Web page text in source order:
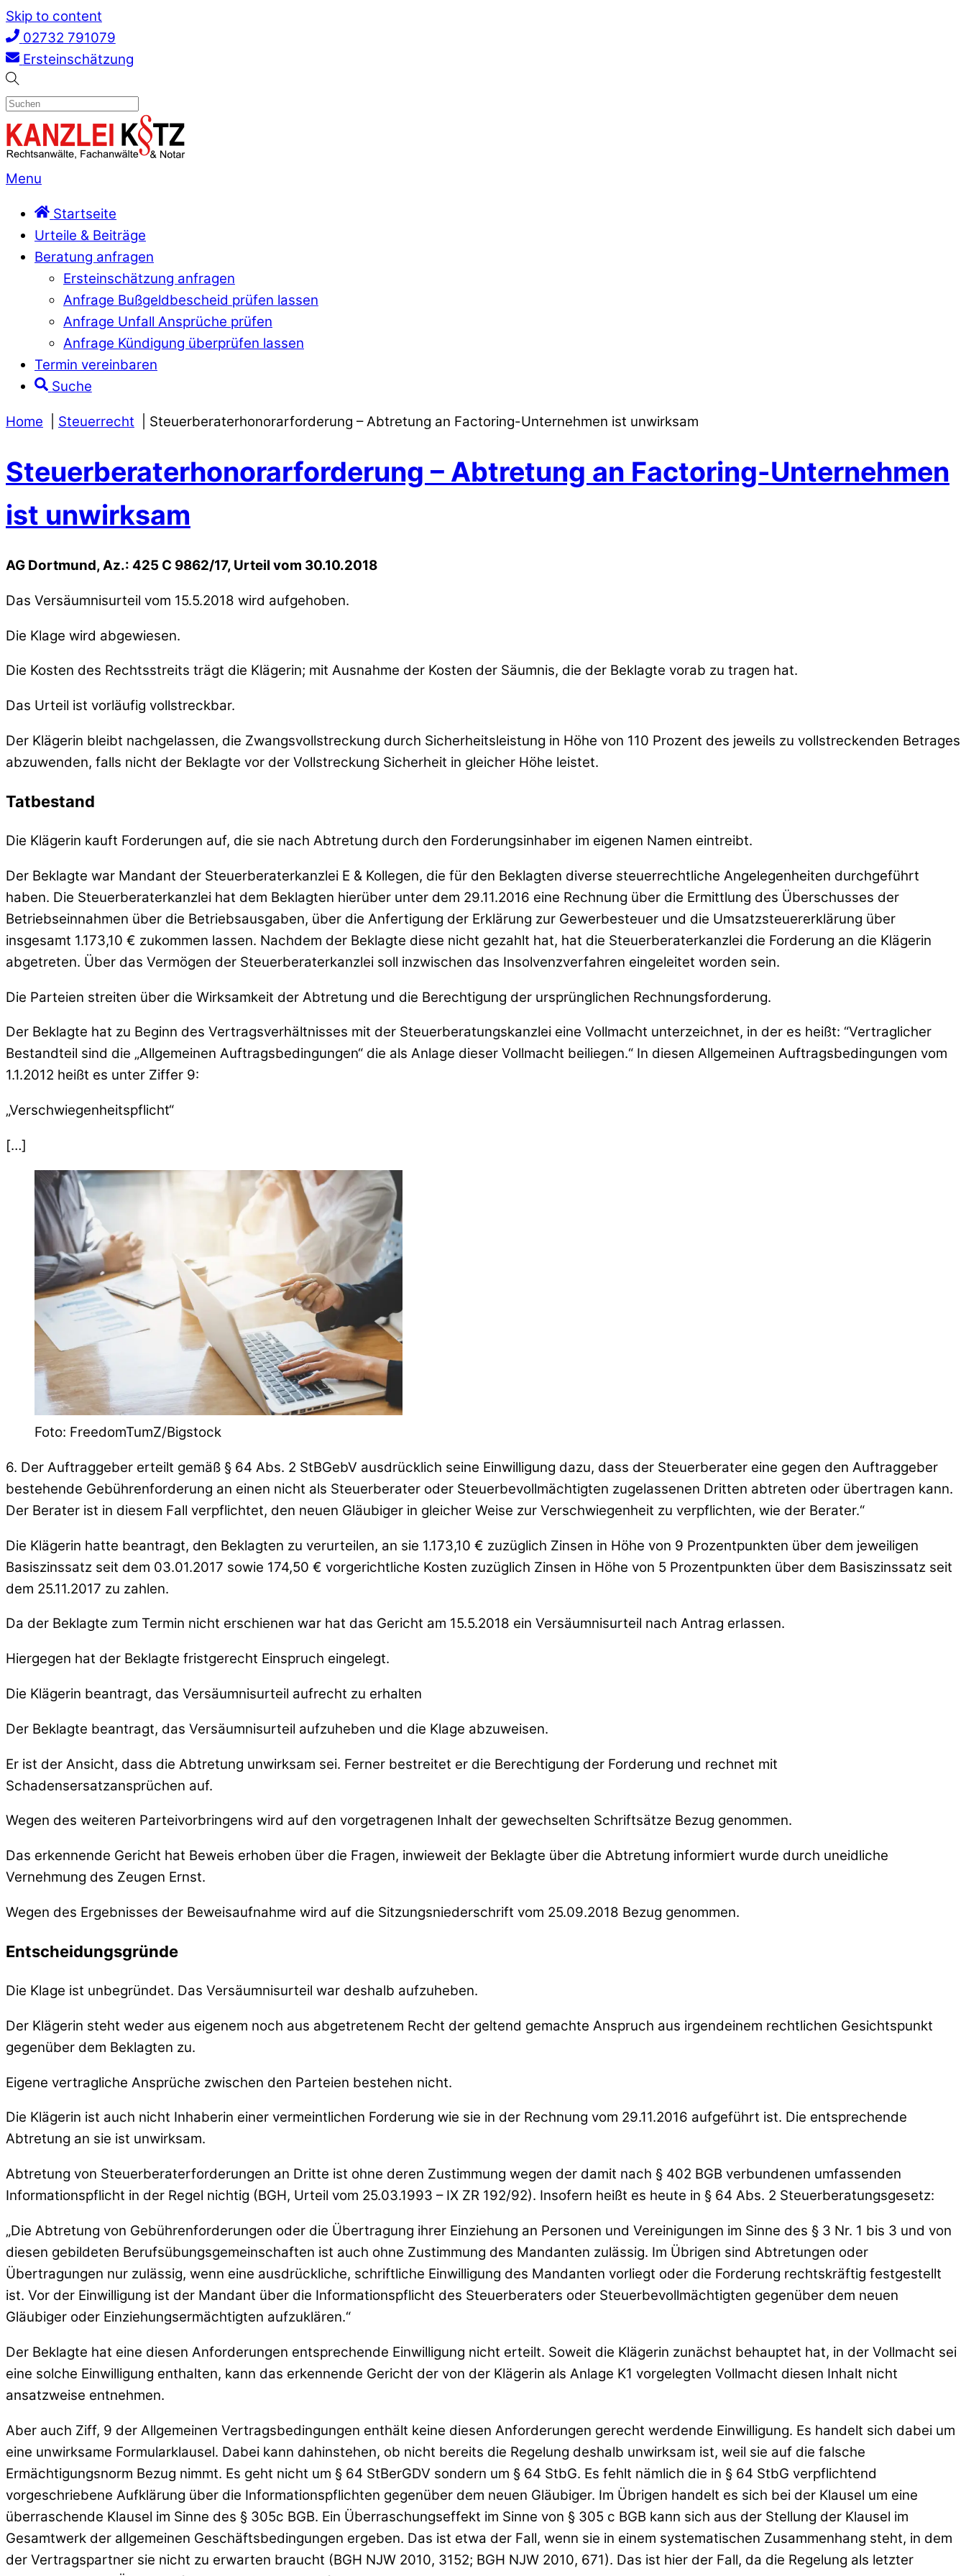
Skip to content
02732 791079
Ersteinschätzung
Menu
Startseite
Urteile & Beiträge
Beratung anfragen
Ersteinschätzung anfragen
Anfrage Bußgeldbescheid prüfen lassen
Anfrage Unfall Ansprüche prüfen
Anfrage Kündigung überprüfen lassen
Termin vereinbaren
Suche
Home Steuerrecht Steuerberaterhonorarforderung – Abtretung an Factoring-Unternehmen ist unwirksam
Steuerberaterhonorarforderung – Abtretung an Factoring-Unternehmen
ist unwirksam
AG Dortmund, Az.: 425 C 9862/17, Urteil vom 30.10.2018
Das Versäumnisurteil vom 15.5.2018 wird aufgehoben.
Die Klage wird abgewiesen.
Die Kosten des Rechtsstreits trägt die Klägerin; mit Ausnahme der Kosten der Säumnis, die der Beklagte vorab zu tragen hat.
Das Urteil ist vorläufig vollstreckbar.
Der Klägerin bleibt nachgelassen, die Zwangsvollstreckung durch Sicherheitsleistung in Höhe von 110 Prozent des jeweils zu vollstreckenden Betrages
abzuwenden, falls nicht der Beklagte vor der Vollstreckung Sicherheit in gleicher Höhe leistet.
Tatbestand
Die Klägerin kauft Forderungen auf, die sie nach Abtretung durch den Forderungsinhaber im eigenen Namen eintreibt.
Der Beklagte war Mandant der Steuerberaterkanzlei E & Kollegen, die für den Beklagten diverse steuerrechtliche Angelegenheiten durchgeführt
haben. Die Steuerberaterkanzlei hat dem Beklagten hierüber unter dem 29.11.2016 eine Rechnung über die Ermittlung des Überschusses der
Betriebseinnahmen über die Betriebsausgaben, über die Anfertigung der Erklärung zur Gewerbesteuer und die Umsatzsteuererklärung über
insgesamt 1.173,10 € zukommen lassen. Nachdem der Beklagte diese nicht gezahlt hat, hat die Steuerberaterkanzlei die Forderung an die Klägerin
abgetreten. Über das Vermögen der Steuerberaterkanzlei soll inzwischen das Insolvenzverfahren eingeleitet worden sein.
Die Parteien streiten über die Wirksamkeit der Abtretung und die Berechtigung der ursprünglichen Rechnungsforderung.
Der Beklagte hat zu Beginn des Vertragsverhältnisses mit der Steuerberatungskanzlei eine Vollmacht unterzeichnet, in der es heißt: “Vertraglicher
Bestandteil sind die „Allgemeinen Auftragsbedingungen“ die als Anlage dieser Vollmacht beiliegen.“ In diesen Allgemeinen Auftragsbedingungen vom
1.1.2012 heißt es unter Ziffer 9:
„Verschwiegenheitspflicht“
[…]
Foto: FreedomTumZ/Bigstock
6. Der Auftraggeber erteilt gemäß § 64 Abs. 2 StBGebV ausdrücklich seine Einwilligung dazu, dass der Steuerberater eine gegen den Auftraggeber
bestehende Gebührenforderung an einen nicht als Steuerberater oder Steuerbevollmächtigten zugelassenen Dritten abtreten oder übertragen kann.
Der Berater ist in diesem Fall verpflichtet, den neuen Gläubiger in gleicher Weise zur Verschwiegenheit zu verpflichten, wie der Berater.“
Die Klägerin hatte beantragt, den Beklagten zu verurteilen, an sie 1.173,10 € zuzüglich Zinsen in Höhe von 9 Prozentpunkten über dem jeweiligen
Basiszinssatz seit dem 03.01.2017 sowie 174,50 € vorgerichtliche Kosten zuzüglich Zinsen in Höhe von 5 Prozentpunkten über dem Basiszinssatz seit
dem 25.11.2017 zu zahlen.
Da der Beklagte zum Termin nicht erschienen war hat das Gericht am 15.5.2018 ein Versäumnisurteil nach Antrag erlassen.
Hiergegen hat der Beklagte fristgerecht Einspruch eingelegt.
Die Klägerin beantragt, das Versäumnisurteil aufrecht zu erhalten
Der Beklagte beantragt, das Versäumnisurteil aufzuheben und die Klage abzuweisen.
Er ist der Ansicht, dass die Abtretung unwirksam sei. Ferner bestreitet er die Berechtigung der Forderung und rechnet mit
Schadensersatzansprüchen auf.
Wegen des weiteren Parteivorbringens wird auf den vorgetragenen Inhalt der gewechselten Schriftsätze Bezug genommen.
Das erkennende Gericht hat Beweis erhoben über die Fragen, inwieweit der Beklagte über die Abtretung informiert wurde durch uneidliche
Vernehmung des Zeugen Ernst.
Wegen des Ergebnisses der Beweisaufnahme wird auf die Sitzungsniederschrift vom 25.09.2018 Bezug genommen.
Entscheidungsgründe
Die Klage ist unbegründet. Das Versäumnisurteil war deshalb aufzuheben.
Der Klägerin steht weder aus eigenem noch aus abgetretenem Recht der geltend gemachte Anspruch aus irgendeinem rechtlichen Gesichtspunkt
gegenüber dem Beklagten zu.
Eigene vertragliche Ansprüche zwischen den Parteien bestehen nicht.
Die Klägerin ist auch nicht Inhaberin einer vermeintlichen Forderung wie sie in der Rechnung vom 29.11.2016 aufgeführt ist. Die entsprechende
Abtretung an sie ist unwirksam.
Abtretung von Steuerberaterforderungen an Dritte ist ohne deren Zustimmung wegen der damit nach § 402 BGB verbundenen umfassenden
Informationspflicht in der Regel nichtig (BGH, Urteil vom 25.03.1993 – IX ZR 192/92). Insofern heißt es heute in § 64 Abs. 2 Steuerberatungsgesetz:
„Die Abtretung von Gebührenforderungen oder die Übertragung ihrer Einziehung an Personen und Vereinigungen im Sinne des § 3 Nr. 1 bis 3 und von
diesen gebildeten Berufsübungsgemeinschaften ist auch ohne Zustimmung des Mandanten zulässig. Im Übrigen sind Abtretungen oder
Übertragungen nur zulässig, wenn eine ausdrückliche, schriftliche Einwilligung des Mandanten vorliegt oder die Forderung rechtskräftig festgestellt
ist. Vor der Einwilligung ist der Mandant über die Informationspflicht des Steuerberaters oder Steuerbevollmächtigten gegenüber dem neuen
Gläubiger oder Einziehungsermächtigten aufzuklären.“
Der Beklagte hat eine diesen Anforderungen entsprechende Einwilligung nicht erteilt. Soweit die Klägerin zunächst behauptet hat, in der Vollmacht sei
eine solche Einwilligung enthalten, kann das erkennende Gericht der von der Klägerin als Anlage K1 vorgelegten Vollmacht diesen Inhalt nicht
ansatzweise entnehmen.
Aber auch Ziff, 9 der Allgemeinen Vertragsbedingungen enthält keine diesen Anforderungen gerecht werdende Einwilligung. Es handelt sich dabei um
eine unwirksame Formularklausel. Dabei kann dahinstehen, ob nicht bereits die Regelung deshalb unwirksam ist, weil sie auf die falsche
Ermächtigungsnorm Bezug nimmt. Es geht nicht um § 64 StBerGDV sondern um § 64 StbG. Es fehlt nämlich die in § 64 StbG verpflichtend
vorgeschriebene Aufklärung über die Informationspflichten gegenüber dem neuen Gläubiger. Im Übrigen handelt es sich bei der Klausel um eine
überraschende Klausel im Sinne des § 305c BGB. Ein Überraschungseffekt im Sinne von § 305 c BGB kann sich aus der Stellung der Klausel im
Gesamtwerk der allgemeinen Geschäftsbedingungen ergeben. Das ist etwa der Fall, wenn sie in einem systematischen Zusammenhang steht, in dem
der Vertragspartner sie nicht zu erwarten braucht (BGH NJW 2010, 3152; BGH NJW 2010, 671). Das ist hier der Fall, da die Regelung als letzter